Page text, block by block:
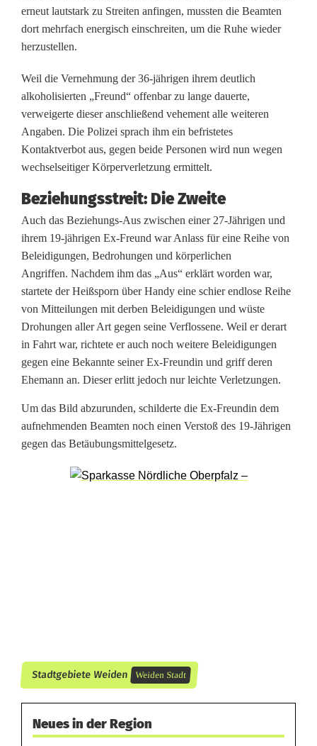
c
h
d
e
r
T
r
e
n
n
u
n
g
n
erneut lautstark zu Streiten anfingen, mussten die Beamten
dort mehrfach energisch einschreiten, um die Ruhe wieder
herzustellen.
Weil die Vernehmung der 36-jährigen ihrem deutlich
alkoholisierten „Freund“ offenbar zu lange dauerte,
verweigerte dieser anschließend vehement alle weiteren
Angaben. Die Polizei sprach ihm ein befristetes
Kontaktverbot aus, gegen beide Personen wird nun wegen
wechselseitiger Körperverletzung ermittelt.
Beziehungsstreit: Die Zweite
Auch das Beziehungs-Aus zwischen einer 27-Jährigen und
ihrem 19-jährigen Ex-Freund war Anlass für eine Reihe von
Beleidigungen, Bedrohungen und körperlichen
Angriffen. Nachdem ihm das „Aus“ erklärt worden war,
startete der Heißsporn über Handy eine schier endlose Reihe
von Mitteilungen mit derben Beleidigungen und wüste
Drohungen aller Art gegen seine Verflossene. Weil er derart
in Fahrt war, richtete er auch noch weitere Beleidigungen
gegen eine Bekannte seiner Ex-Freundin und griff deren
Ehemann an. Dieser erlitt jedoch nur leichte Verletzungen.
Um das Bild abzurunden, schilderte die Ex-Freundin dem
aufnehmenden Beamten noch einen Verstoß des 19-Jährigen
gegen das Betäubungsmittelgesetz.
Stadtgebiete Weiden Weiden Stadt
Neues in der Region